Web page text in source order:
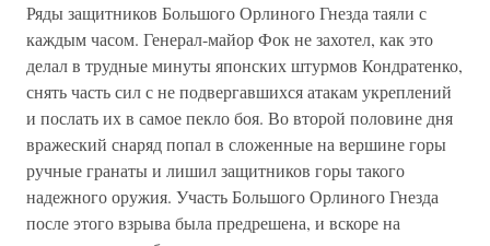
Ряды защитников Большого Орлиного Гнезда таяли с
каждым часом. Генерал-майор Фок не захотел, как это
делал в трудные минуты японских штурмов Кондратенко,
снять часть сил с не подвергавшихся атакам укреплений
и послать их в самое пекло боя. Во второй половине дня
вражеский снаряд попал в сложенные на вершине горы
ручные гранаты и лишил защитников горы такого
надежного оружия. Участь Большого Орлиного Гнезда
после этого взрыва была предрешена, и вскоре на